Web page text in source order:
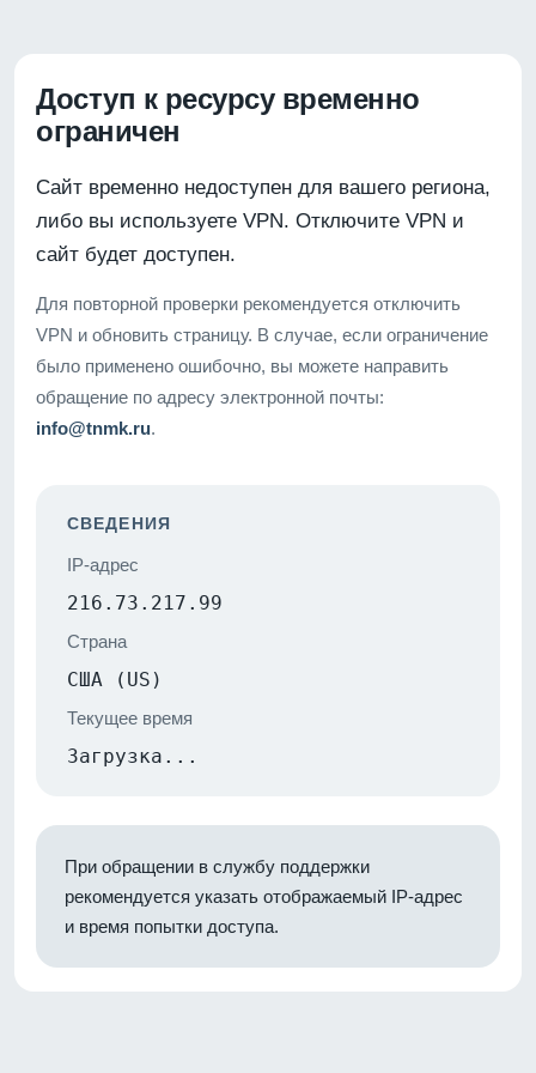
Доступ к ресурсу временно
ограничен
Сайт временно недоступен для вашего региона,
либо вы используете VPN. Отключите VPN и
сайт будет доступен.
Для повторной проверки рекомендуется отключить
VPN и обновить страницу. В случае, если ограничение
было применено ошибочно, вы можете направить
обращение по адресу электронной почты:
info@tnmk.ru.
СВЕДЕНИЯ
IP-адрес
216.73.217.99
Страна
США (US)
Текущее время
Загрузка...
При обращении в службу поддержки
рекомендуется указать отображаемый IP-адрес
и время попытки доступа.